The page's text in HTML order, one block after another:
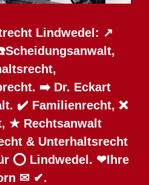
Lindwedel: ↗️
➡️ Dr. Eckart
✔️ Familienrecht, ❌
★ Rechtsanwalt
& Unterhaltsrecht
⭕ Lindwedel. ❤Ihre
✉ ✔.